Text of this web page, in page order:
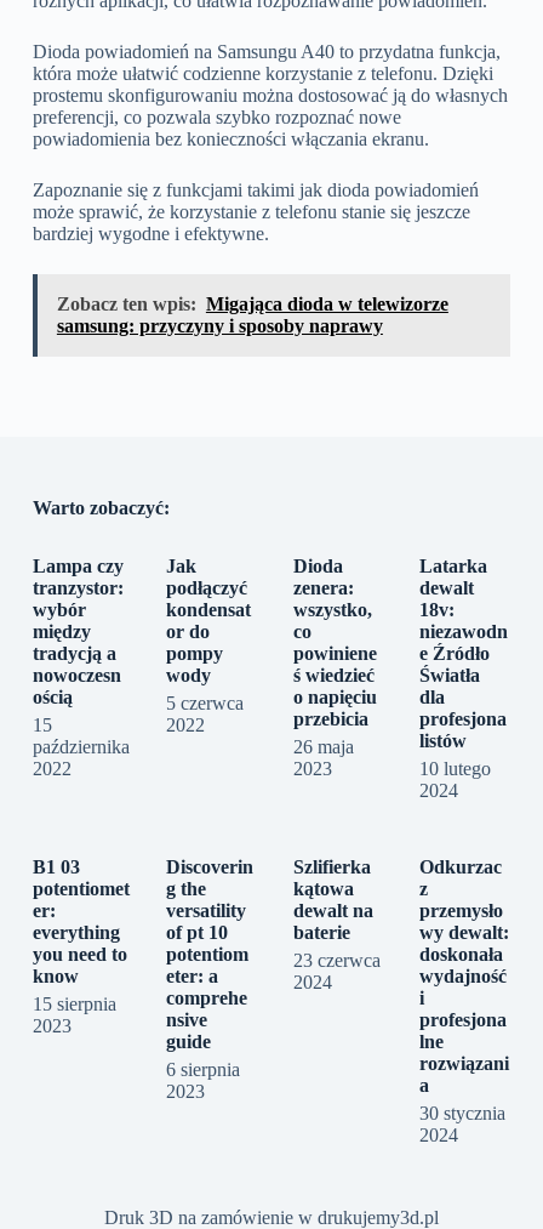
Dioda powiadomień na Samsungu A40 to przydatna funkcja,
która może ułatwić codzienne korzystanie z telefonu. Dzięki
prostemu skonfigurowaniu można dostosować ją do własnych
preferencji, co pozwala szybko rozpoznać nowe
powiadomienia bez konieczności włączania ekranu.
Zapoznanie się z funkcjami takimi jak dioda powiadomień
może sprawić, że korzystanie z telefonu stanie się jeszcze
bardziej wygodne i efektywne.
Zobacz ten wpis: Migająca dioda w telewizorze
samsung: przyczyny i sposoby naprawy
Warto zobaczyć:
Lampa czy
tranzystor:
wybór
między
tradycją a
nowoczesn
ością
15
października
2022
Jak
podłączyć
kondensat
or do
pompy
wody
5 czerwca
2022
Dioda
zenera:
wszystko,
co
powiniene
ś wiedzieć
o napięciu
przebicia
26 maja
2023
Latarka
dewalt
18v:
niezawodn
e Źródło
Światła
dla
profesjona
listów
10 lutego
2024
B1 03
potentiomet
er:
everything
you need to
know
15 sierpnia
2023
Discoverin
g the
versatility
of pt 10
potentiom
eter: a
comprehe
nsive
guide
6 sierpnia
2023
Szlifierka
kątowa
dewalt na
baterie
23 czerwca
2024
Odkurzac
z
przemysło
wy dewalt:
doskonała
wydajność
i
profesjona
lne
rozwiązani
a
30 stycznia
2024
Druk 3D na zamówienie w drukujemy3d.pl